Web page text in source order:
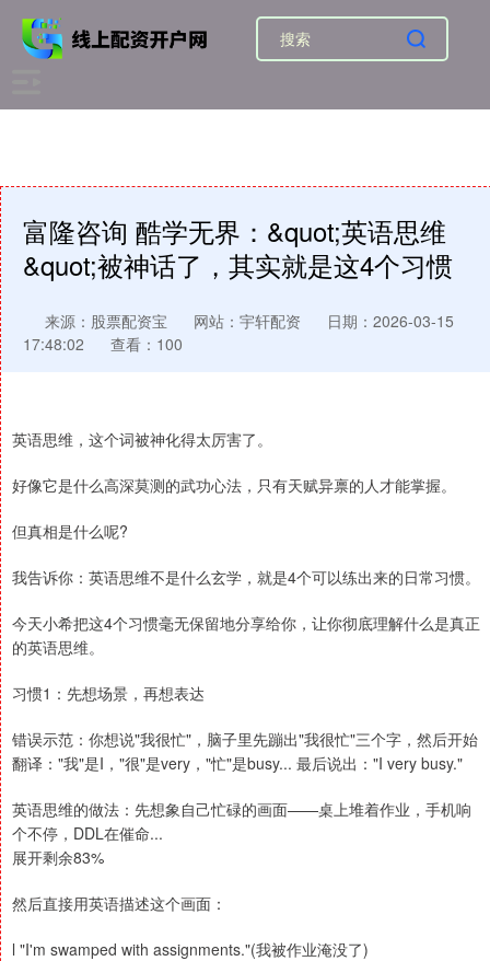
富隆咨询 酷学无界：&quot;英语思维
&quot;被神话了，其实就是这4个习惯
来源：股票配资宝 网站：宇轩配资
日期：2026-03-15
17:48:02
查看：100
英语思维，这个词被神化得太厉害了。
好像它是什么高深莫测的武功心法，只有天赋异禀的人才能掌握。
但真相是什么呢?
我告诉你：英语思维不是什么玄学，就是4个可以练出来的日常习惯。
今天小希把这4个习惯毫无保留地分享给你，让你彻底理解什么是真正
的英语思维。
习惯1：先想场景，再想表达
错误示范：你想说"我很忙"，脑子里先蹦出"我很忙"三个字，然后开始
翻译："我"是I，"很"是very，"忙"是busy... 最后说出："I very busy."
英语思维的做法：先想象自己忙碌的画面——桌上堆着作业，手机响
个不停，DDL在催命...
展开剩余83%
然后直接用英语描述这个画面：
l "I'm swamped with assignments."(我被作业淹没了)